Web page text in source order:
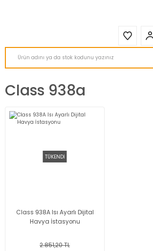
Class 938a
TÜKENDİ
Class 938A Isı Ayarlı Dijital
Havya İstasyonu
2.851,20 TL